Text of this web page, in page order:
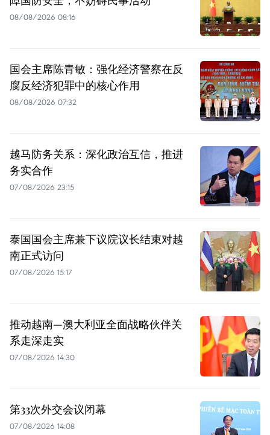
08/08/2026 08:16
国会主席陈青敏：强化经济警察在反
腐反经济犯罪中的核心作用
08/08/2026 07:32
越马防务关系：深化政治互信，推进
务实合作
07/08/2026 23:15
泰国国会主席兼下议院议长结束对越
南正式访问
07/08/2026 15:17
推动越南—澳大利亚全面战略伙伴关
系走深走实
07/08/2026 14:30
第33次外交会议闭幕
07/08/2026 14:08